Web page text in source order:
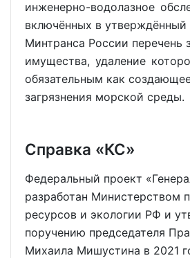
инженерно-водолазное
включённых в
Минтранса России перечень
имущества, удаление
обязательным как
загрязнения морской среды.
Справка «КС»
Федеральный проект
разработан Министерством
ресурсов и экологии РФ и
поручению председателя
Михаила Мишустина в 2021